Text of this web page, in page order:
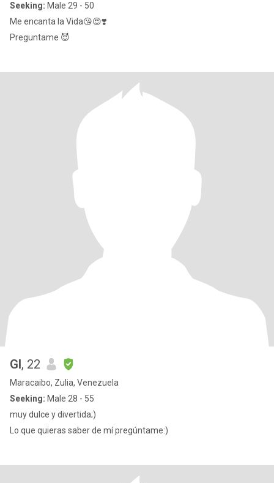
Seeking: Male 29 - 50
Me encanta la Vida😘😍❣️
Preguntame 😈
GI, 22
Maracaibo, Zulia, Venezuela
Seeking: Male 28 - 55
muy dulce y divertida;)
Lo que quieras saber de mí pregúntame:)